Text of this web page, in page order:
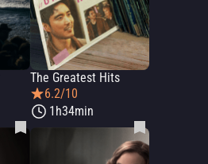
The Greatest Hits
6.2/10
1h34min